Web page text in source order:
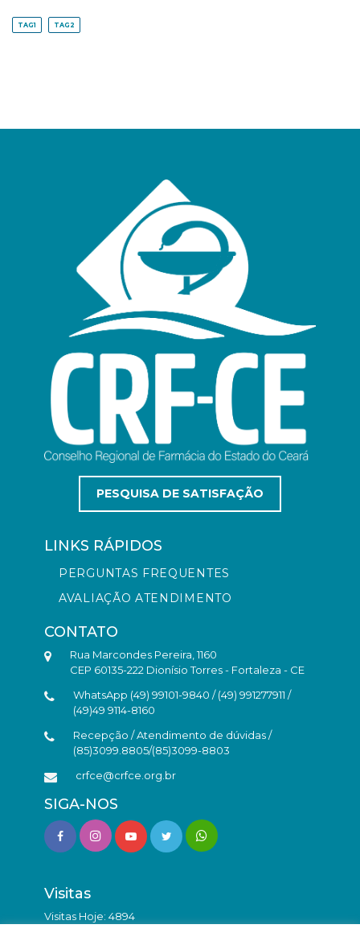
TAG1 TAG2
PESQUISA DE SATISFAÇÃO
LINKS RÁPIDOS
PERGUNTAS FREQUENTES
AVALIAÇÃO ATENDIMENTO
CONTATO
Rua Marcondes Pereira, 1160
CEP 60135-222 Dionísio Torres - Fortaleza - CE
WhatsApp (49) 99101-9840 / (49) 991277911 /
(49)49 9114-8160
Recepção / Atendimento de dúvidas /
(85)3099.8805/(85)3099-8803
crfce@crfce.org.br
SIGA-NOS
Visitas
Visitas Hoje: 4894